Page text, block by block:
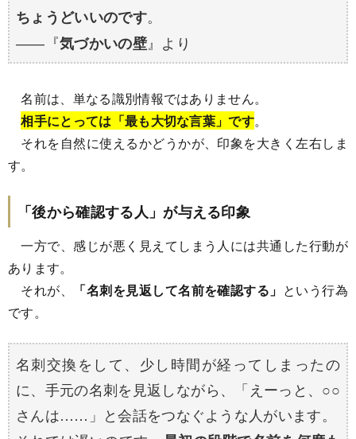
ちょうどいいのです。
――『気づかいの壁』より
名前は、単なる識別情報ではありません。
相手にとっては「最も大切な言葉」です。
それを自然に使えるかどうかが、印象を大きく左右しま
す。
「後から確認する人」が与える印象
一方で、感じが悪く見えてしまう人には共通した行動が
あります。
それが、
「名刺を見返して名前を確認する」 という行為
です。
名刺交換をして、少し時間が経ってしまったの
に、手元の名刺を見返しながら、「えーっと、○○
さんは……」と会話をつなぐような人がいます。